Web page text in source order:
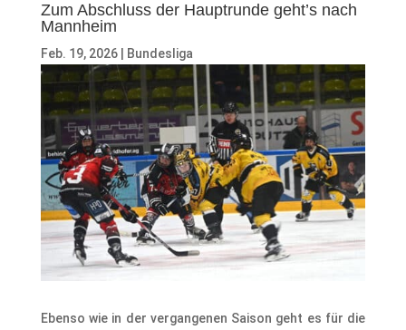
Zum Abschluss der Hauptrunde geht’s nach
Mannheim
Feb. 19, 2026| Bundesliga
Ebenso wie in der vergangenen Saison geht es für die